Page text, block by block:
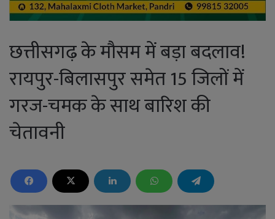
छत्तीसगढ़ के मौसम में बड़ा बदलाव!
रायपुर-बिलासपुर समेत 15 जिलों में
गरज-चमक के साथ बारिश की
चेतावनी